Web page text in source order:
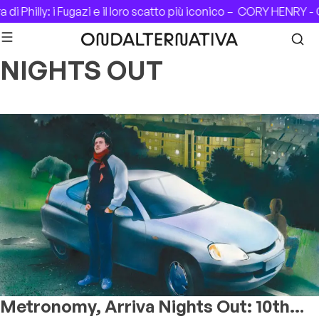
Skip to content
Philly: i Fugazi e il loro scatto più iconico –CORY HENRY -
NIGHTS OUT
Metronomy, Arriva Nights Out: 10th